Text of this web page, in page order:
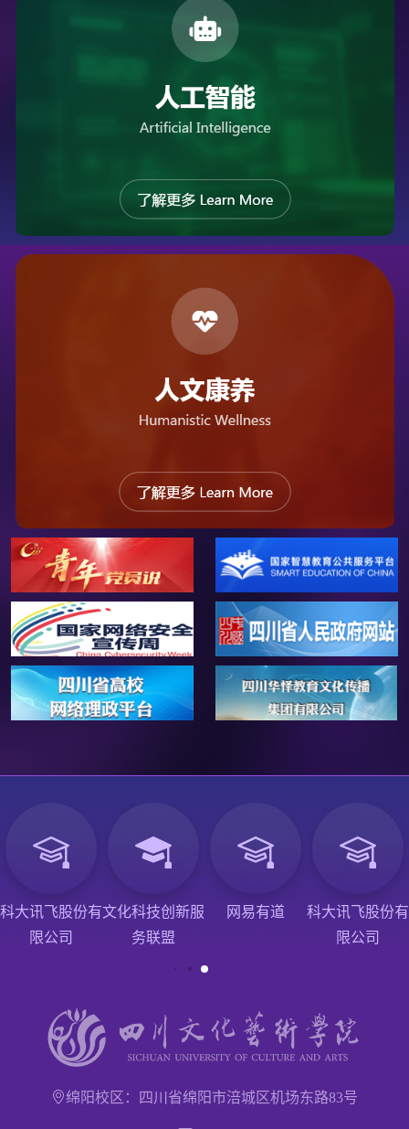
科大讯飞股份有
限公司
文化科技创新服
务联盟
网易有道
科大讯飞股份有
限公司
绵阳校区：四川省绵阳市涪城区机场东路83号